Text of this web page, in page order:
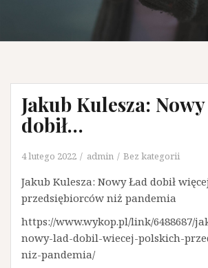
Jakub Kulesza:
dobił…
4 lutego 2022 admin Bez kategorii
Jakub Kulesza: Nowy Ład dobił
przedsiębiorców niż pandemia
https://www.wykop.pl/link/6488687/
nowy-lad-dobil-wiecej-polskich-
niz-pandemia/